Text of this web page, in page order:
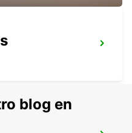
blog en